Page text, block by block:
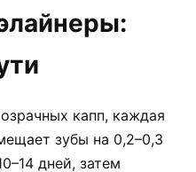
капп, каждая
зубы на 0,2–0,3
дней, затем